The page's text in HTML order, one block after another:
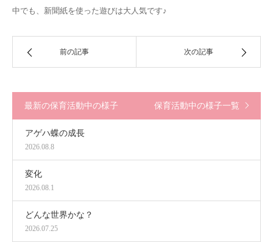
中でも、新聞紙を使った遊びは大人気です♪
前の記事 次の記事
最新の保育活動中の様子 保育活動中の様子一覧
アゲハ蝶の成長
2026.08.8
変化
2026.08.1
どんな世界かな？
2026.07.25